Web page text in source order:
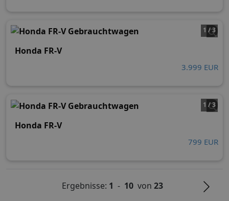
1 / 3
Honda FR-V
3.999 EUR
1 / 3
Honda FR-V
799 EUR
Ergebnisse: 1 - 10von 23